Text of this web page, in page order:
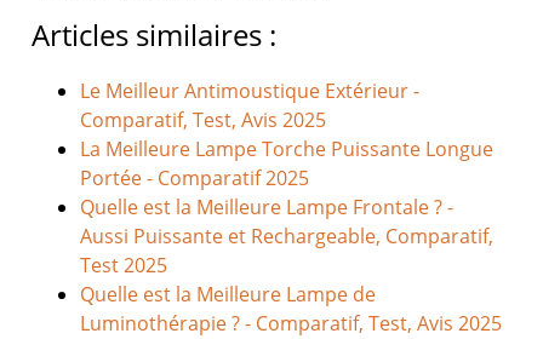
Articles similaires :
Le Meilleur Antimoustique Extérieur -
Comparatif, Test, Avis 2025
La Meilleure Lampe Torche Puissante Longue
Portée - Comparatif 2025
Quelle est la Meilleure Lampe Frontale ? -
Aussi Puissante et Rechargeable, Comparatif,
Test 2025
Quelle est la Meilleure Lampe de
Luminothérapie ? - Comparatif, Test, Avis 2025